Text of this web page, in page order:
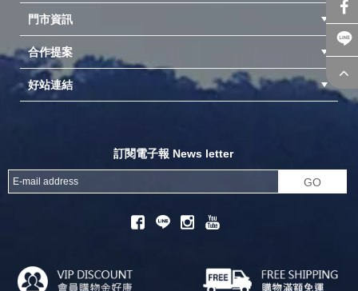
門市資訊
合作提案
異業合作
專案採購
成為供應商
好站連結
訂閱電子報 News letter
GO